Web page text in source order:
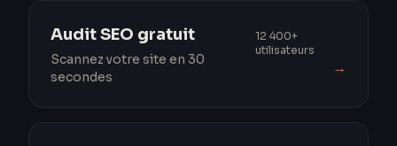
Audit SEO gratuit
Scannez votre site en 30
secondes
12 400+
utilisateurs
→